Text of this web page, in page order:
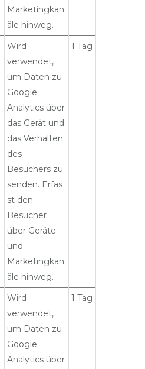
Marketingkan
äle hinweg.
Wird
verwendet,
um Daten zu
Google
Analytics über
das Gerät und
das Verhalten
des
Besuchers zu
senden. Erfas
st den
Besucher
über Geräte
und
Marketingkan
äle hinweg.
1 Tag
Wird
verwendet,
um Daten zu
Google
Analytics über
1 Tag